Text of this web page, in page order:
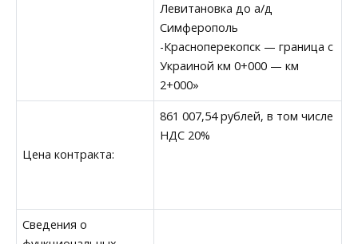
Левитановка до а/д
Симферополь
-Красноперекопск — граница с
Украиной км 0+000 — км
2+000»
Цена контракта:
861 007,54 рублей, в том числе
НДС 20%
Сведения о